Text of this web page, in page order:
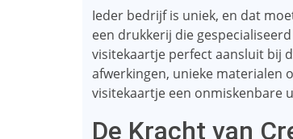
Ieder bedrijf is uniek, en dat
een drukkerij die
visitekaartje perfect aansluit bij
afwerkingen, unieke materialen
visitekaartje een onmiskenbare
De Kracht van